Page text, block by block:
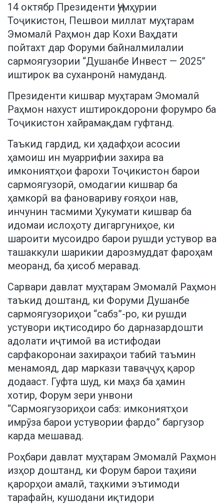
14 октябр Президенти Ҷумҳурии
Тоҷикистон, Пешвои миллат муҳтарам
Эмомалӣ Раҳмон дар Кохи Ваҳдати
пойтахт дар Форуми байналмилалии
сармоягузории “Душанбе Инвест — 2025”
иштирок ва суханронӣ намуданд.
Президенти кишвар муҳтарам Эмомалӣ
Раҳмон нахуст иштирокдорони форумро ба
Тоҷикистон хайрамақдам гуфтанд.
Таъкид гардид, ки ҳадафҳои асосии
ҳамоиш ин муаррифии захира ва
имкониятҳои фарохи Тоҷикистон барои
сармоягузорӣ, омодагии кишвар ба
ҳамкорӣ ва фановариву ғояҳои нав,
инчунин тасмими Ҳукумати кишвар ба
идомаи ислоҳоту дигаргуниҳое, ки
шароити мусоидро барои рушди устувор ва
ташаккули шарикии дарозмуддат фароҳам
меоранд, ба ҳисоб меравад.
Сарвари давлат муҳтарам Эмомалӣ Раҳмон
таъкид доштанд, ки Форуми Душанбе
сармоягузориҳои “сабз”-ро, ки рушди
устувори иқтисодиро бо дарназардошти
адолати иҷтимоӣ ва истифодаи
сарфакоронаи захираҳои табиӣ таъмин
менамояд, дар маркази таваҷҷуҳ қарор
додааст. Гуфта шуд, ки маҳз ба ҳамин
хотир, Форум зери унвони
“Сармоягузориҳои сабз: имкониятҳои
имрӯза барои устувории фардо” баргузор
карда мешавад.
Роҳбари давлат муҳтарам Эмомалӣ Раҳмон
изҳор доштанд, ки Форум барои таҳияи
қарорҳои амалӣ, таҳкими эътимоди
тарафайн, кушодани иқтидори